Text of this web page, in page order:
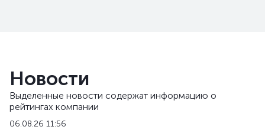
Новости
Выделенные новости содержат информацию о
рейтингах компании
06.08.26 11:56